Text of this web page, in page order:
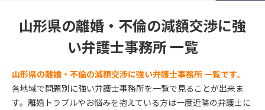
山形県の離婚・不倫の減額交渉に強
い弁護士事務所 一覧
山形県の離婚・不倫の減額交渉に強い弁護士事務所 一覧です。
各地域で問題別に強い弁護士事務所を一覧で見ることが出来ま
す。離婚トラブルやお悩みを抱えている方は一度近隣の弁護士に